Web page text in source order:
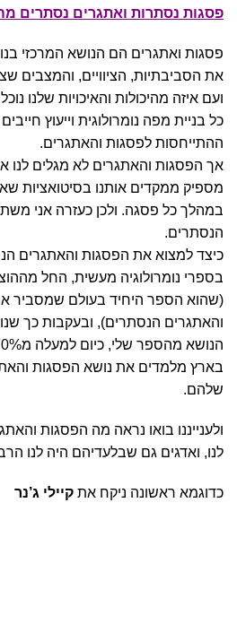
פסגות נסתרות ואתגרים נסתרים
פסגות ואתגרים הם הנושא המרכזי
את הסביבתיות, הציוויים, והמצבים
ועם איזה מהיכולות והאיכויות שלנו
כל בניית מפה נומרולוגית וייעוץ
ההתייחסות לפסגות והאתגרים.
אך הפסגות והאתגרים לא מגלים לנו
מספיק ממקדים אותנו בסיטואציות
במהלך כל פסגה. ולכן כעזרה אני
הנסתרים.
כיצד למצוא את הפסגות והאתגרים
(שהוא הספר היחיד בעולם שמסביר
והאתגרים הנסתרים), ובעקבות כך
בארץ מלמדים את נושא הפסגות
שלהם.
ולענייננו בואו נראה מה הפסגות
לנו, ואדגים גם שבלעדיהם היה לנו
כדוגמא ראשונה ניקח את קיילי ג’נר